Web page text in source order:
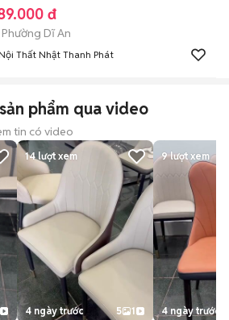
đ
Phường Dĩ An
Thất Nhật Thanh Phát
phẩm qua video
tin có video
14lượt xem
4 ngày trước 5 1
9lượt xem
4 ngày trước